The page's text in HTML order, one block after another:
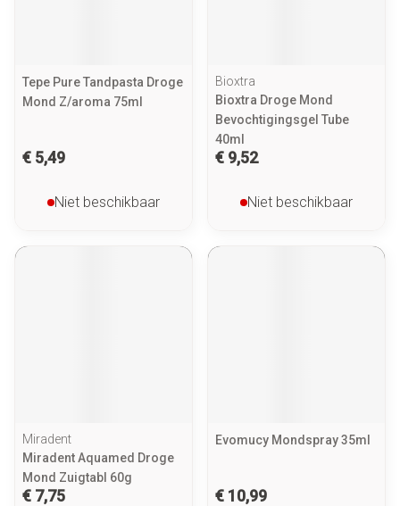
Tepe Pure Tandpasta Droge
Mond Z/aroma 75ml
€ 5,49
Niet beschikbaar
Bioxtra
Bioxtra Droge Mond
Bevochtigingsgel Tube
40ml
€ 9,52
Niet beschikbaar
Miradent
Miradent Aquamed Droge
Mond Zuigtabl 60g
€ 7,75
Evomucy Mondspray 35ml
€ 10,99